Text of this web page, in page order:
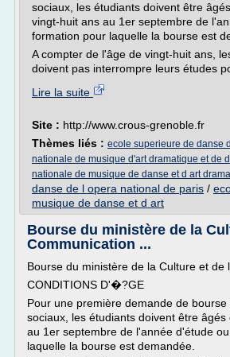
sociaux, les étudiants doivent être
vingt-huit ans au 1er septembre de
formation pour laquelle la bourse est
A compter de l'âge de vingt-huit ans,
doivent pas interrompre leurs études
Lire la suite
Site : http://www.crous-grenoble.fr
Thèmes liés : ecole superieure de danse
nationale de musique d'art dramatique et de
nationale de musique de danse et d art
danse de l opera national de paris /
musique de danse et d art
Bourse du ministère de la
Communication ...
Bourse du ministère de la Culture et de
CONDITIONS D'�?GE
Pour une première demande de
sociaux, les étudiants doivent être
au 1er septembre de l'année d'étude
laquelle la bourse est demandée.